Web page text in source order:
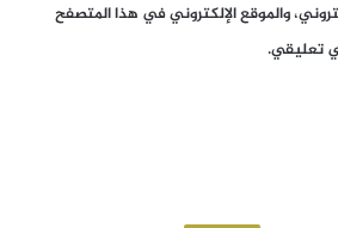
والموقع الإلكتروني في هذا المتصفح
تعليقي.